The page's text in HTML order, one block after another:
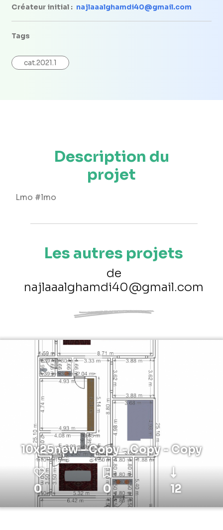
Créateur initial : najlaaalghamdi40@gmail.com
Tags
cat.2021.1
Description du
projet
Lmo #lmo
Les autres projets
de
najlaaalghamdi40@gmail.com
10x25new - Copy - Copy - Copy
0 0 12